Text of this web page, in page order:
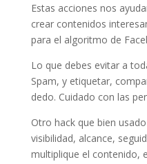
Estas acciones nos
crear contenidos
para el algoritmo de
Lo que debes evitar a
Spam, y etiquetar,
dedo. Cuidado con las
Otro hack que bien
visibilidad, alcance,
multiplique el contenido,